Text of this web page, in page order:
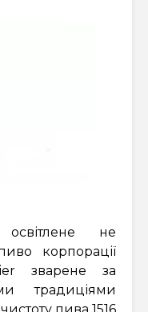
не
корпорації
зварене за
традиціями